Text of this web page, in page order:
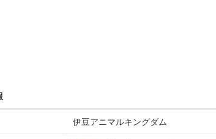
伊豆アニマルキングダム